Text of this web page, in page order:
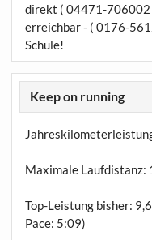
direkt ( 04471-706002
erreichbar - ( 0176-
Schule!
Keep on running
Maximale Laufdistanz:
Top-Leistung bisher:
Pace: 5:09)